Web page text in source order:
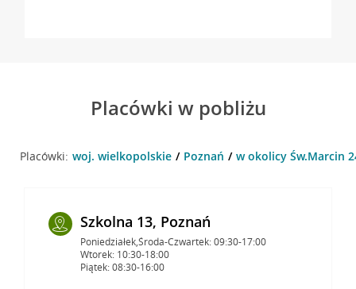
Placówki w pobliżu
Placówki: woj. wielkopolskie Poznań w okolicy Św.Marcin
Szkolna 13, Poznań
Poniedziałek,Środa-Czwartek: 09:30-17:00
Wtorek: 10:30-18:00
Piątek: 08:30-16:00